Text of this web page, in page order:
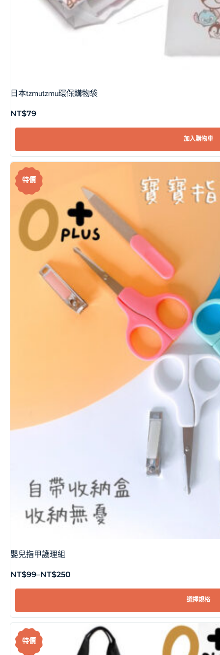
日本tzmutzmu環保購物袋
NT$79
加入購物車
特價
嬰兒指甲護理組
NT$99–NT$250
選擇規格
特價